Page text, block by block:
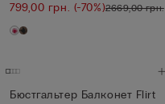
799,00 грн. (-70%)2669,00 грн.
Бюстгальтер Балконет Flirt